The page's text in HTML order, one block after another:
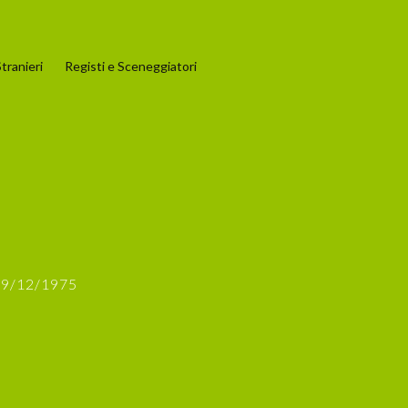
Registi e Sceneggiatori
12/1975